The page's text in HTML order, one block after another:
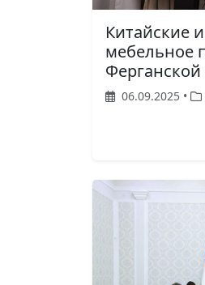
Китайские
мебельное
Ферганской
06.09.2025 •